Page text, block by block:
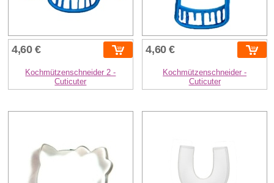
4,60 €
Kochmützenschneider 2 -
Cuticuter
4,60 €
Kochmützenschneider -
Cuticuter